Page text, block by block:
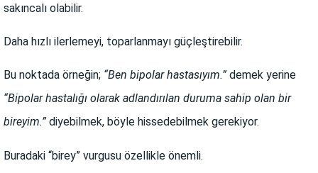
sakıncalı olabilir.
Daha hızlı ilerlemeyi, toparlanmayı güçleştirebilir.
Bu noktada örneğin; “Ben bipolar hastasıyım.” demek yerine
“Bipolar hastalığı olarak adlandırılan duruma sahip olan bir
bireyim.” diyebilmek, böyle hissedebilmek gerekiyor.
Buradaki “birey” vurgusu özellikle önemli.